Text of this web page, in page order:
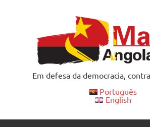
Em defesa da democracia,
Português
English